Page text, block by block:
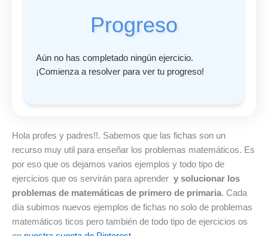
Progreso
Aún no has completado ningún ejercicio.
¡Comienza a resolver para ver tu progreso!
Hola profes y padres!!. Sabemos que las fichas son un
recurso muy util para enseñar los problemas matemáticos. Es
por eso que os dejamos varios ejemplos y todo tipo de
ejercicios que os servirán para aprender y solucionar los
problemas de matemáticas de primero de primaria. Cada
día subimos nuevos ejemplos de fichas no solo de problemas
matemáticos ticos pero también de todo tipo de ejercicios os